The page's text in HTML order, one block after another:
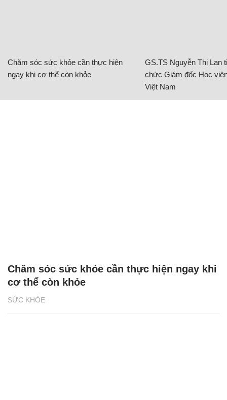
Chăm sóc sức khỏe cần thực hiện
ngay khi cơ thể còn khỏe
GS.TS Nguyễn Thị Lan
chức Giám đốc Học
Việt Nam
SỨC KHỎE
Chăm sóc sức khỏe cần thực hiện ngay khi
cơ thể còn khỏe